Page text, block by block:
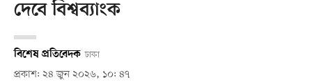
দেবে বিশ্বব্যাংক
বিশেষ প্রতিবেদক ঢাকা
প্রকাশ: ২৪ জুন ২০২৬, ১০: ৪৭